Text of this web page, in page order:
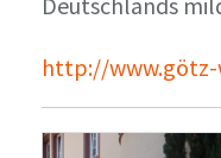
http://www.götz-